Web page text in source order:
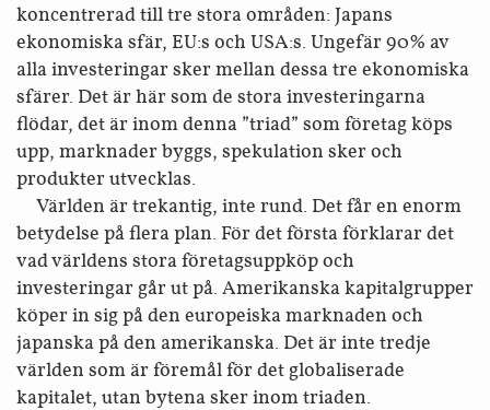
koncentrerad till tre stora områden: Japans
ekonomiska sfär, EU:s och USA:s. Ungefär 90% av
alla investeringar sker mellan dessa tre ekonomiska
sfärer. Det är här som de stora investeringarna
flödar, det är inom denna ”triad” som företag köps
upp, marknader byggs, spekulation sker och
produkter utvecklas.
Världen är trekantig, inte rund. Det får en enorm
betydelse på flera plan. För det första förklarar det
vad världens stora företagsuppköp och
investeringar går ut på. Amerikanska kapitalgrupper
köper in sig på den europeiska marknaden och
japanska på den amerikanska. Det är inte tredje
världen som är föremål för det globaliserade
kapitalet, utan bytena sker inom triaden.